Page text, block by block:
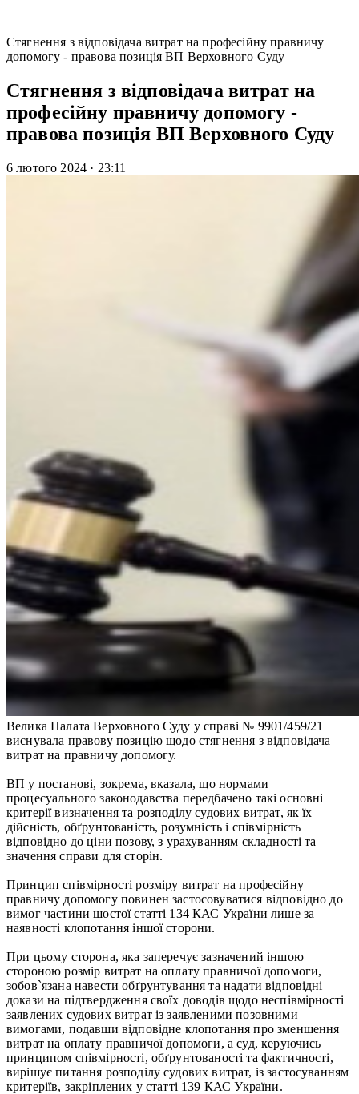
Стягнення з відповідача витрат на професійну правничу
допомогу - правова позиція ВП Верховного Суду
Стягнення з відповідача витрат на
професійну правничу допомогу -
правова позиція ВП Верховного Суду
6 лютого 2024 · 23:11
Велика Палата Верховного Суду у справі № 9901/459/21
виснувала правову позицію щодо стягнення з відповідача
витрат на правничу допомогу.
ВП у постанові, зокрема, вказала, що нормами
процесуального законодавства передбачено такі основні
критерії визначення та розподілу судових витрат, як їх
дійсність, обґрунтованість, розумність і співмірність
відповідно до ціни позову, з урахуванням складності та
значення справи для сторін.
Принцип співмірності розміру витрат на професійну
правничу допомогу повинен застосовуватися відповідно до
вимог частини шостої статті 134 КАС України лише за
наявності клопотання іншої сторони.
При цьому сторона, яка заперечує зазначений іншою
стороною розмір витрат на оплату правничої допомоги,
зобов`язана навести обґрунтування та надати відповідні
докази на підтвердження своїх доводів щодо неспівмірності
заявлених судових витрат із заявленими позовними
вимогами, подавши відповідне клопотання про зменшення
витрат на оплату правничої допомоги, а суд, керуючись
принципом співмірності, обґрунтованості та фактичності,
вирішує питання розподілу судових витрат, із застосуванням
критеріїв, закріплених у статті 139 КАС України.